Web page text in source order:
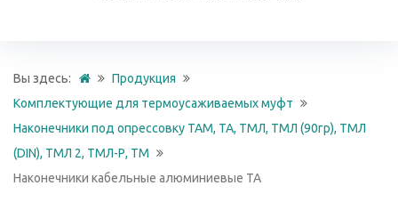
Вы здесь:
Продукция
Комплектующие для термоусаживаемых муфт
Наконечники под опрессовку ТАМ, ТА, ТМЛ, ТМЛ (90гр), ТМЛ
(DIN), ТМЛ 2, ТМЛ-Р, ТМ
Наконечники кабельные алюминиевые ТА